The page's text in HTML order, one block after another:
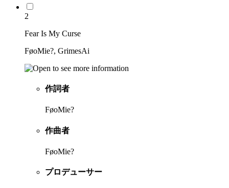
2
Fear Is My Curse
FøoMie?, GrimesAi
作詞者
FøoMie?
作曲者
FøoMie?
プロデューサー